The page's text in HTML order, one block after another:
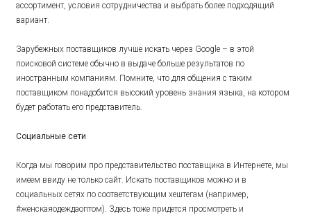
ассортимент, условия сотрудничества и выбрать более подходящий
вариант.
Зарубежных поставщиков лучше искать через Google – в этой
поисковой системе обычно в выдаче больше результатов по
иностранным компаниям. Помните, что для общения с таким
поставщиком понадобится высокий уровень знания языка, на котором
будет работать его представитель.
Социальные сети
Когда мы говорим про представительство поставщика в Интернете, мы
имеем ввиду не только сайт. Искать поставщиков можно и в
социальных сетях по соответствующим хештегам (например,
#женскаяодеждаоптом). Здесь тоже придется просмотреть и